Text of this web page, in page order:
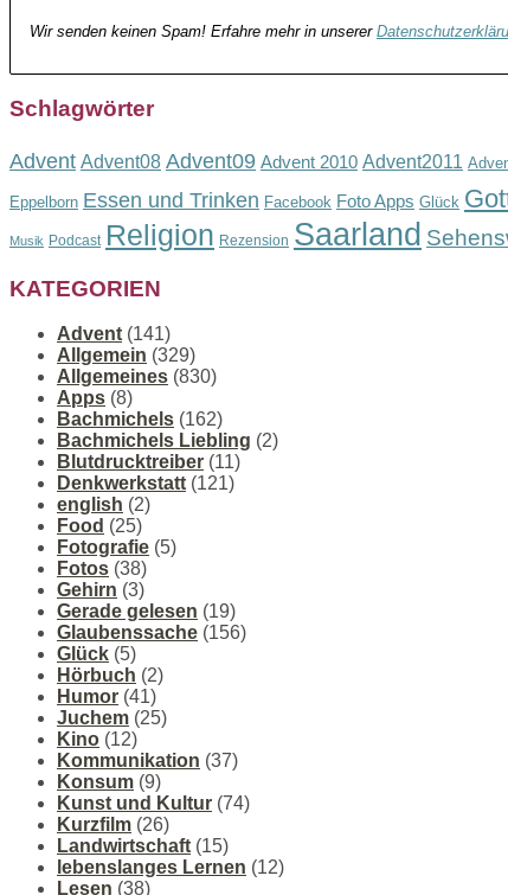
Wir senden keinen Spam! Erfahre mehr in unserer
Schlagwörter
Advent Advent08 Advent09 Advent 2010 Advent2011
Eppelborn Essen und Trinken Facebook Foto Apps Glück
Musik Podcast Religion Rezension Saarland
KATEGORIEN
Advent (141)
Allgemein (329)
Allgemeines (830)
Apps (8)
Bachmichels (162)
Bachmichels Liebling (2)
Blutdrucktreiber (11)
Denkwerkstatt (121)
english (2)
Food (25)
Fotografie (5)
Fotos (38)
Gehirn (3)
Gerade gelesen (19)
Glaubenssache (156)
Glück (5)
Hörbuch (2)
Humor (41)
Juchem (25)
Kino (12)
Kommunikation (37)
Konsum (9)
Kunst und Kultur (74)
Kurzfilm (26)
Landwirtschaft (15)
lebenslanges Lernen (12)
Lesen (38)